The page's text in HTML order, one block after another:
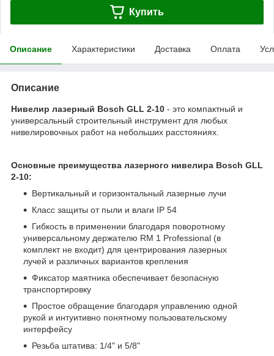
Купить
Описание Характеристики Доставка Оплата
Описание
​Нивелир лазерный Bosch GLL 2-10 - это компактный и
универсальный строительный инструмент для любых
нивелировочных работ на небольших расстояниях.
Основные преимущества лазерного нивелира Bosch GLL
2-10:
Вертикальный и горизонтальный лазерные лучи
Класс защиты от пыли и влаги IP 54
Гибкость в применении благодаря поворотному
универсальному держателю RM 1 Professional (в
комплект не входит) для центрирования лазерных
лучей и различных вариантов крепления
Фиксатор маятника обеспечивает безопасную
транспортировку
Простое обращение благодаря управлению одной
рукой и интуитивно понятному пользовательскому
интерфейсу
Резьба штатива: 1/4" и 5/8"